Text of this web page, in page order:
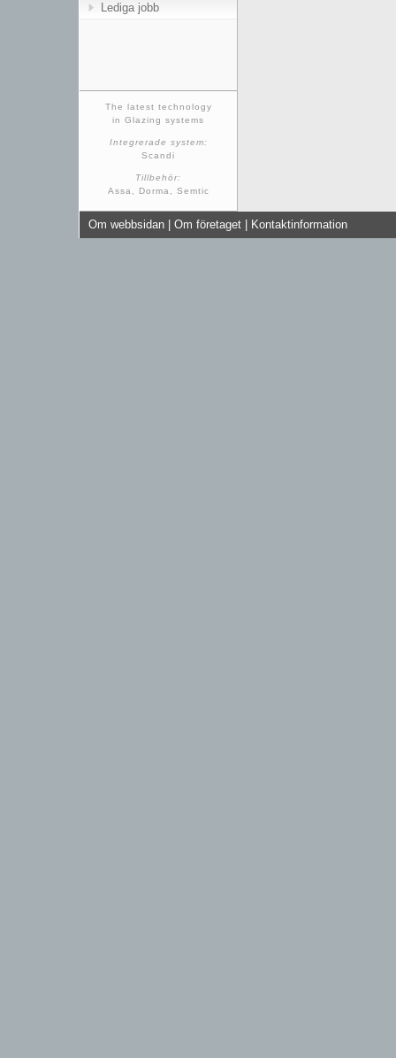
Lediga jobb
The latest technology
in Glazing systems
Integrerade system:
Scandi
Tillbehör:
Assa, Dorma, Semtic
Om webbsidan Om företaget Kontaktinformation